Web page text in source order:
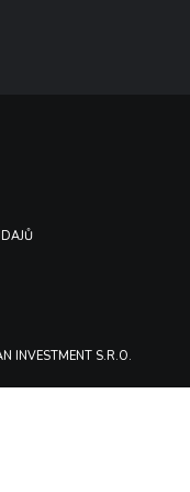
INVESTMENT S.R.O.